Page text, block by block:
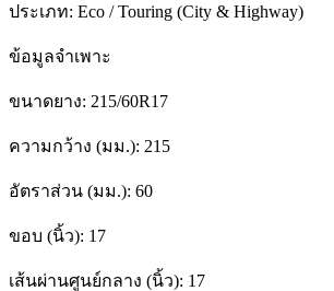
ประเภท: Eco / Touring (City & Highway)
ข้อมูลจำเพาะ
ขนาดยาง: 215/60R17
ความกว้าง (มม.): 215
อัตราส่วน (มม.): 60
ขอบ (นิ้ว): 17
เส้นผ่านศูนย์กลาง (นิ้ว): 17